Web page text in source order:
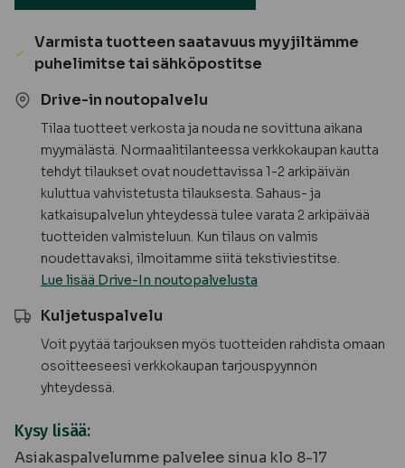
luokka,
harmaa
/
valkoinen,
sileä
sileä
Tilaustuote
määrä
Varmista tuotteen saatavuus myyjiltämme
puhelimitse tai sähköpostitse
Drive-in noutopalvelu
Tilaa tuotteet verkosta ja nouda ne sovittuna aikana
myymälästä. Normaalitilanteessa verkkokaupan kautta
tehdyt tilaukset ovat noudettavissa 1-2 arkipäivän
kuluttua vahvistetusta tilauksesta. Sahaus- ja
katkaisupalvelun yhteydessä tulee varata 2 arkipäivää
tuotteiden valmisteluun. Kun tilaus on valmis
noudettavaksi, ilmoitamme siitä tekstiviestitse.
Lue lisää Drive-In noutopalvelusta
Kuljetuspalvelu
Voit pyytää tarjouksen myös tuotteiden rahdista omaan
osoitteeseesi verkkokaupan tarjouspyynnön
yhteydessä.
Kysy lisää:
Asiakaspalvelumme palvelee sinua klo 8-17